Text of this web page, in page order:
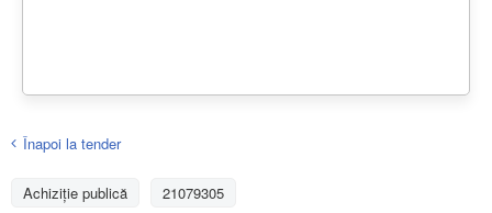
Înapoi la tender
Achiziţie publică 21079305